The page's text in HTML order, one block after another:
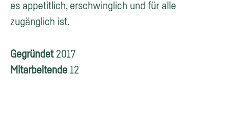
es appetitlich, erschwinglich und für alle
zugänglich ist.
Gegründet 2017
Mitarbeitende 12